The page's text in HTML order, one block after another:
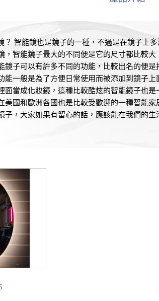
？ 智能鏡也是鏡子的一種，不過是在鏡子上
，智能鏡子最大的不同便是它的尺寸都比較
鏡子可以有許多不同的功能，比較出名的便
能一般是為了方便日常使用而被添加到鏡子
面當成化妝鏡，這種比較酷炫的智能鏡子也
美國和歐洲各國也是比較受歡迎的一種智能
子，大家如果有留心的話，應該能在我們的